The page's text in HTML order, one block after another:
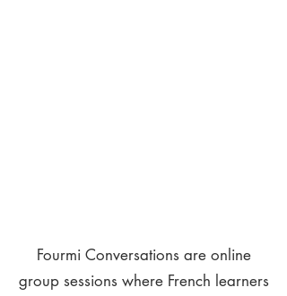
Fourmi Conversations are online
group sessions where French learners